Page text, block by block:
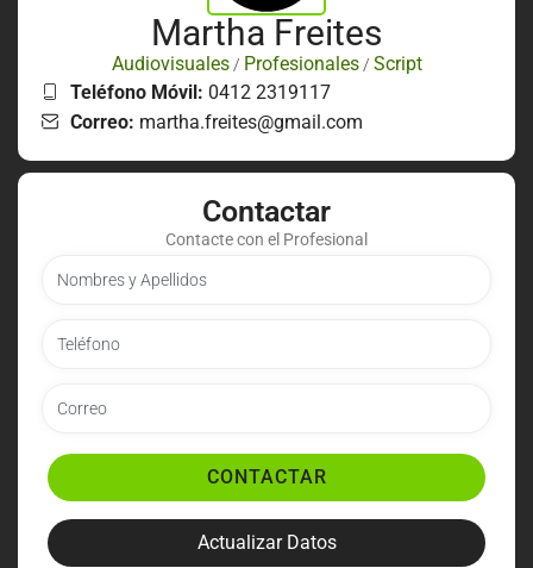
Martha Freites
Audiovisuales/ Profesionales/ Script
Teléfono Móvil: 0412 2319117
Correo: martha.freites@gmail.com
Contactar
Contacte con el Profesional
CONTACTAR
Actualizar Datos